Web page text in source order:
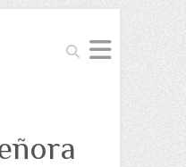
Buscar